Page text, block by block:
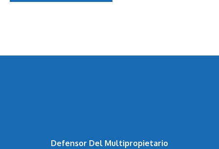
Defensor Del Multipropietario